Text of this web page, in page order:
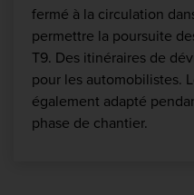
fermé à la circulation
permettre la poursuite
T9. Des itinéraires de
pour les automobilistes.
également adapté
phase de chantier.